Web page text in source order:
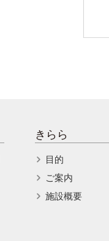
きらら
目的
ご案内
施設概要